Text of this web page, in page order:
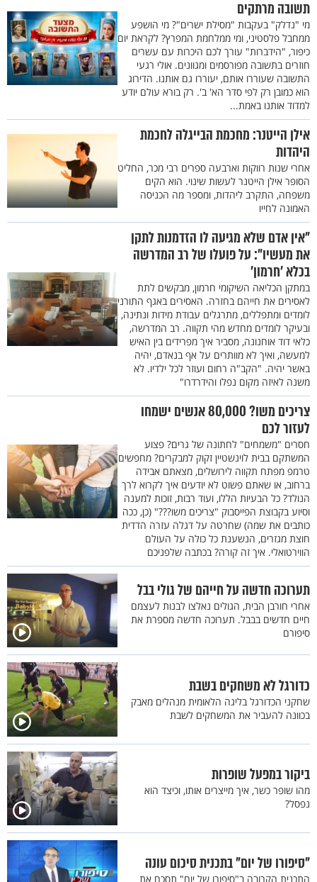
תשובה מרתקים
מי "נדלק" בעקבות "מסילת ישרים"? מי הושפע
ממחבל פלסטיני, ומי ממלחמת המפרץ? לקראת יום
כיפור, "הידברות" עורך לכם היכרות עם עשרים
חוזרים בתשובה מפורסמים ומגוונים. אולי רגעי
התשובה שעוררו אותם, יעוררו גם אותנו. הדירוג
הוא כמובן רק לפי סדר הא' ב'. רק בורא עולם יודע
למדוד אותנו באמת...
אילן הייטנר: מחכמת הבייגלה לחכמת
היהדות
אחרי שנות רווקות וארבעה ספרים רבי מכר, החליט
הסופר אילן הייטנר לעשות שינוי. הוא הקים
משפחה, התקרב ליהדות, ומספר מה הכניסה
האמונה לחייו
"אין אדם שלא מגיעה לו הזדמנות לתקן
את מעשיו": על פועלו של רב המדרשה
בכלא 'חרמון'
במתקן הכליאה השיקומי חרמון, מבקשים לתת
לאסירים את חייהם בחזרה. האסירים באגף התורני
לומדים ומתפללים, מתרגלים עבודת מידות ונתינה,
ובעיקר לומדים מחדש מהי תקווה. רב המדרשה,
כלאי דוד אוחנונה, מסביר איך מפרידים בין האיש
למעשה, ואיך לא מוותרים על אף בנאדם, יהיה
באשר יהיה. "הקב"ה רחום ועוזר לכל ילדיו. לא
משנה לאיזה מקום נפלו והידרדרו"
צריכים משו? 80,000 אנשים ישמחו
לעזור לכם
חסרים "משמחים" לחתונה של גרים? פצוע
המשתקם בבית לוינשטיין זקוק למבקרים? מחפשים
טרמפ מפתח תקווה לירושלים, מצאתם אבידה
ברחוב, או שאתם פשוט לא יודעים איך לקרוא לרך
הנולד? כל הבעיות הללו, ועוד רבות, זוכות למענה
וסיוע בקבוצת הפייסבוק "צריכים משו???" (כן, ככה
כותבים את שמה) שחרטה על דגלה עזרה הדדית
חוצת מגזרים, הנשענת כל כולה על העולם
הווירטואלי. איך זה קורה? בכתבה שלפניכם
תערוכה חדשה על חייהם של גולי בבל
אחרי חורבן הבית, הגולים נאלצו לבנות לעצמם
חיים חדשים בבבל. תערוכה חדשה מספרת את
סיפורם
כדורגל לא משחקים בשבת
שחקני הכדורגל בליגה הלאומית מנהלים מאבק
בכוונה להעביר את המשחקים לשבת
ביקור במפעל שופרות
מהו שופר כשר, איך מייצרים אותו, וכיצד הוא
נפסל?
"סיפורו של יום" בתכנית סיכום עונה
התכנית הקרובה ב"סיפורו של יום" תסכם את